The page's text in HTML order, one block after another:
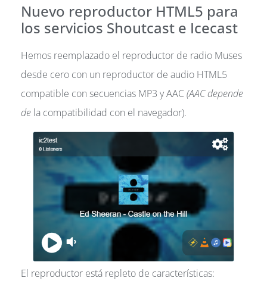
Nuevo reproductor HTML5 para
los servicios Shoutcast e Icecast
Hemos reemplazado el reproductor de radio Muses
desde cero con un reproductor de audio HTML5
compatible con secuencias MP3 y AAC(AAC depende
de la compatibilidad con el navegador).
El reproductor está repleto de características: